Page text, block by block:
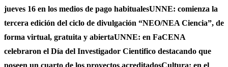
jueves 16 en los medios de pago habitualesUNNE: comienza la
tercera edición del ciclo de divulgación “NEO/NEA Ciencia”, de
forma virtual, gratuita y abiertaUNNE: en FaCENA
celebraron el Día del Investigador Cientifico destacando que
poseen un cuarto de los proyectos acreditadosCultura: en el